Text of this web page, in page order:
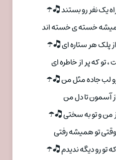
یک نفر رو بستند 🎝☂
خسته ی خسته اند
پلک هر ستاره ای 🎝☂
که پر از خاطره ای
لب جاده مثل من 🎝☂
آسمون تا دل من
من و تو به سختی 🎝☂
تو همیشه رفتی
تو رو دیگه ندیدم 🎝☂